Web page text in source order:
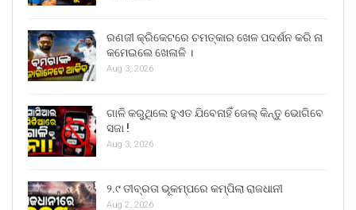
ରଣଜୀ କ୍ରିକେଟରେ ଚମତ୍କାର ଖେଳ ପଦର୍ଶନ କରି ନା
କମେଇଲେ ଖେଳାଳି ।
Aug 3, 2026
ଗାଳି କରୁଥିଲେ ହୁଏତ ଯିବେନାହିଁ ଜେଲ୍ କିନ୍ତୁ ଭୋଗିବେ
ସଜା !
Aug 3, 2026
୨.୯ ତୀବ୍ରତା ଭୂକମ୍ପରେ କମ୍ପିଲା ରାଜଧାନୀ
Aug 2, 2026